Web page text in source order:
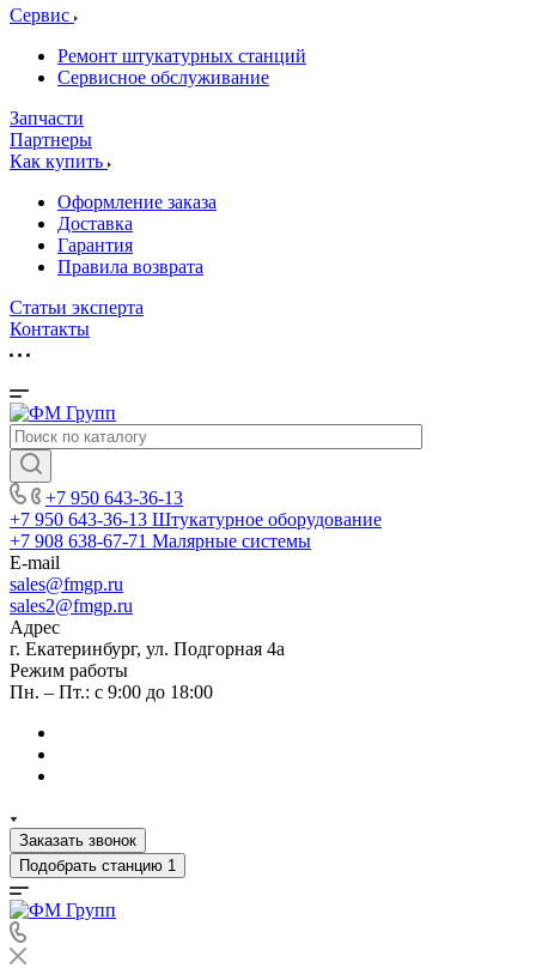
Сервис
Ремонт штукатурных станций
Сервисное обслуживание
Запчасти
Партнеры
Как купить
Оформление заказа
Доставка
Гарантия
Правила возврата
Статьи эксперта
Контакты
+7 950 643-36-13
+7 950 643-36-13 Штукатурное оборудование
+7 908 638-67-71 Малярные системы
E-mail
sales@fmgp.ru
sales2@fmgp.ru
Адрес
г. Екатеринбург, ул. Подгорная 4а
Режим работы
Пн. – Пт.: с 9:00 до 18:00
Заказать звонок
Подобрать станцию 1